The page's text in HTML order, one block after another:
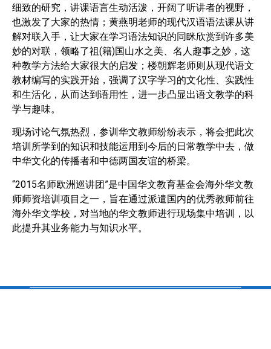
细致的研究，讲课语言生动活泼，开阔了听讲者的视野，
也激发了大家的热情；黄燕明老师的现代汉语语法课从讲
解对联入手，让大家在学习语法知识的同眯欣赏到许多美
妙的对联，领略了祖(籍)国山水之美、名人趣事之妙，这
种教学方法给大家很大的启发；楼朝辉老师则从现代语文
教材编写的实践开始，强调了汉字学习的文化性、实践性
和生活化，从而达到语用性，进一步凸显出语文教学的科
学与趣味。
现场讨论气氛热烈，参训华文教师纷纷表示，将会把此次
培训所学到的知识和技能运用到今后的日常教学中去，做
中华文化的传播者和中德两国友谊的桥梁。
“2015名师欧洲巡讲团”是中国华文教育基金会海外华文教
师师资培训项目之一，旨在通过派遣国内的优秀教师前往
海外华文学校，对当地的华文教师进行现场集中培训，以
此提升其业务能力与知识水平。